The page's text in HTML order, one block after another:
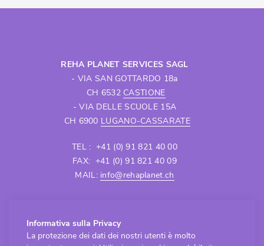
REHA PLANET SERVICES SAGL
- VIA SAN GOTTARDO 18a
CH 6532 CASTIONE
- VIA DELLE SCUOLE 15A
CH 6900 LUGANO-CASSARATE
TEL : +41 (0) 91 821 40 00
FAX: +41 (0) 91 821 40 09
MAIL: info@rehaplanet.ch
Lunedì - Venerdì
8.30 - 12.00 / 13.30 - 18.00
Informativa sulla Privacy
La protezione dei dati dei nostri utenti è molto